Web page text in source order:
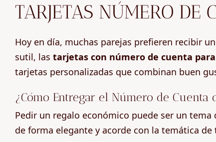
TARJETAS NÚMERO DE
Hoy en día, muchas parejas prefieren recibir
sutil, las tarjetas con número de cuenta
tarjetas personalizadas que combinan buen
¿Cómo Entregar el Número de Cuenta
Pedir un regalo económico puede ser un
de forma elegante y acorde con la temática